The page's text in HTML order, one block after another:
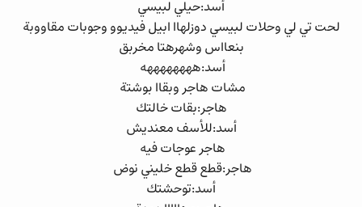
أسد:حيلي لبيسي
لحت تي لي وحلات لبيسي دوزلهاا ابيل فيديوو وجوبات مقاووبة
بنعااس وشهرهتا مخربق
أسد:ههههههههه
مشات هاجر وبقاا بوشتة
هاجر:بقات خالتك
أسد:للأسف معنديش
هاجر عوجات فيه
هاجر:قطع قطع خليني نوض
أسد:توحشتك